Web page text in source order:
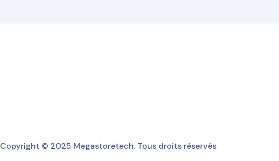
Copyright © 2025 Megastoretech. Tous droits réservés